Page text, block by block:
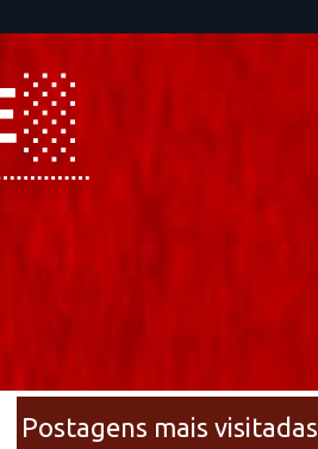
Postagens mais visitadas